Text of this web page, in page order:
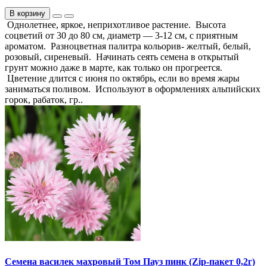
В корзину
Однолетнее, яркое, неприхотливое растение. Высота
соцветий от 30 до 80 см, диаметр — 3-12 см, с приятным
ароматом. Разноцветная палитра кольорив- желтый, белый,
розовый, сиреневый. Начинать сеять семена в открытый
грунт можно даже в марте, как только он прогреется.
Цветение длится с июня по октябрь, если во время жары
заниматься поливом. Используют в оформлениях альпийских
горок, рабаток, гр..
Семена василек махровый Том Пауз пинк (Zip-пакет 0,2г)